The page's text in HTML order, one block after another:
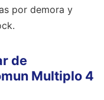
por demora y
de
Multiplo 4